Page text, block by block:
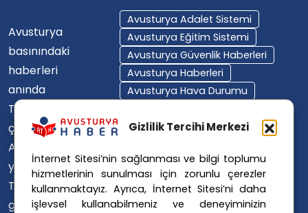
Gizlilik Tercihi Merkezi
İnternet Sitesi’nin sağlanması ve bilgi toplumu
hizmetlerinin sunulması için zorunlu çerezler
kullanmaktayız. Ayrıca, İnternet Sitesi’ni daha
işlevsel kullanabilmeniz ve deneyiminizin
Avusturya
basınındaki
haberleri
anında
Türkçe'ye
çevirerek,
Avusturya'da
yaşayan
Türklerin ülke
gündemini
Avusturya Adalet Sistemi
Avusturya Eğitim Sistemi
Avusturya Güvenlik Haberleri
Avusturya Haberleri
Avusturya Hava Durumu
Avusturya Polisi
Avusturya Polis Soruşturması
Avusturya Sağlık Sistemi
Avusturya Siyaseti